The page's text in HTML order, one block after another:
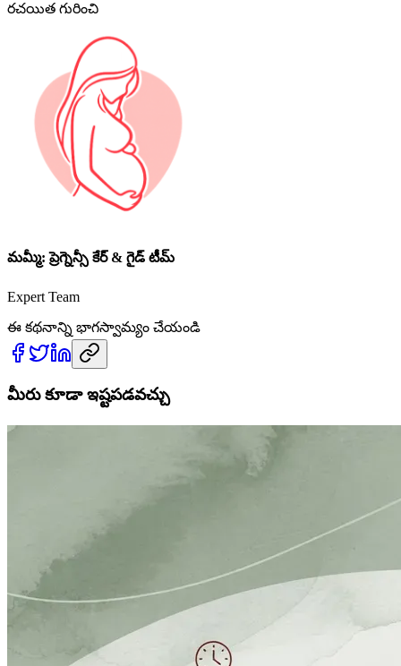
రచయిత గురించి
మమ్మీ: ప్రెగ్నెన్సీ కేర్ & గైడ్ టీమ్
Expert Team
ఈ కథనాన్ని భాగస్వామ్యం చేయండి
మీరు కూడా ఇష్టపడవచ్చు